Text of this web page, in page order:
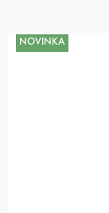
NOVINKA